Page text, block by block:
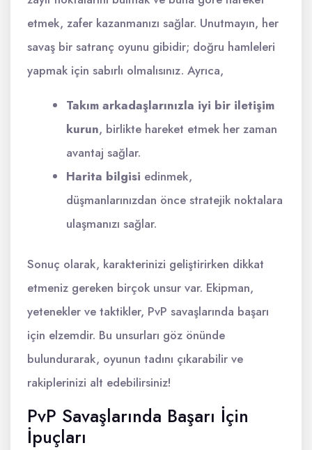
etmek, zafer kazanmanızı sağlar. Unutmayın, her
savaş bir satranç oyunu gibidir; doğru hamleleri
yapmak için sabırlı olmalısınız. Ayrıca,
Takım arkadaşlarınızla iyi bir iletişim
kurun, birlikte hareket etmek her zaman
avantaj sağlar.
Harita bilgisi edinmek,
düşmanlarınızdan önce stratejik noktalara
ulaşmanızı sağlar.
Sonuç olarak, karakterinizi geliştirirken dikkat
etmeniz gereken birçok unsur var. Ekipman,
yetenekler ve taktikler, PvP savaşlarında başarı
için elzemdir. Bu unsurları göz önünde
bulundurarak, oyunun tadını çıkarabilir ve
rakiplerinizi alt edebilirsiniz!
PvP Savaşlarında Başarı İçin
İpuçları